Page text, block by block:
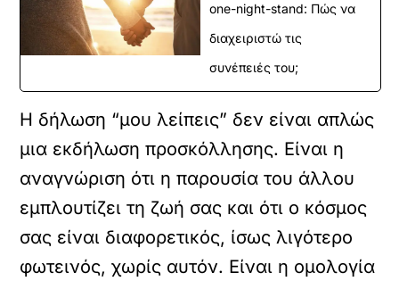
one-night-stand: Πώς να
διαχειριστώ τις
συνέπειές του;
Η δήλωση “μου λείπεις” δεν είναι απλώς
μια εκδήλωση προσκόλλησης. Είναι η
αναγνώριση ότι η παρουσία του άλλου
εμπλουτίζει τη ζωή σας και ότι ο κόσμος
σας είναι διαφορετικός, ίσως λιγότερο
φωτεινός, χωρίς αυτόν. Είναι η ομολογία